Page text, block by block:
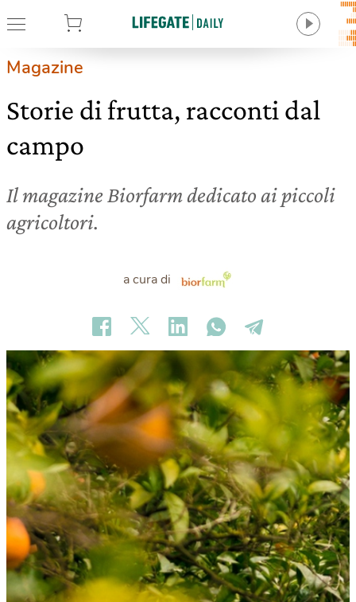
Magazine
Storie di frutta, racconti dal
campo
Il magazine Biorfarm dedicato ai piccoli
agricoltori.
a cura di